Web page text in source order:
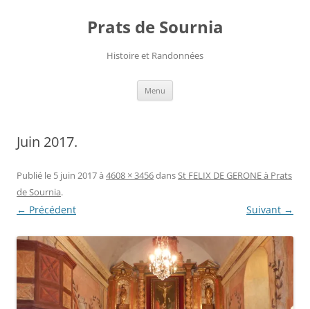
Prats de Sournia
Histoire et Randonnées
Menu
Juin 2017.
Publié le 5 juin 2017à 4608 × 3456dansSt FELIX DE GERONE à Prats
de Sournia.
← Précédent Suivant →